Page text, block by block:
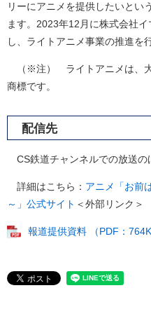
リーにアニメを提供したいとい
ます。2023年12月に株式会社
し、ライトアニメ事業の推進を
（※注） ライトアニメは、大
商標です。
配信先
CS鉄道チャンネルでの放送の
詳細はこちら： アニメ「お前
～」公式サイト ＜外部リンク＞
報道提供資料 （PDF：